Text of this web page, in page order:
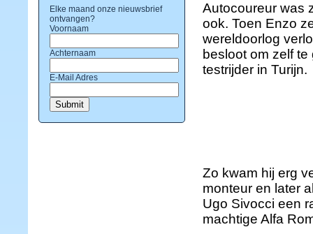
Elke maand onze nieuwsbrief
ontvangen?
Voornaam
Achternaam
E-Mail Adres
Autocoureur was
ook. Toen Enzo
wereldoorlog
besloot om zelf
testrijder in Turijn.
Zo kwam hij erg
monteur en later
Ugo Sivocci een
machtige Alfa